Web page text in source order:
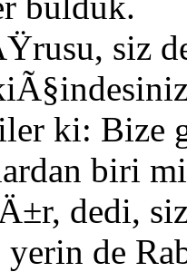
siz
ki: Bize
biri
dedi,
de